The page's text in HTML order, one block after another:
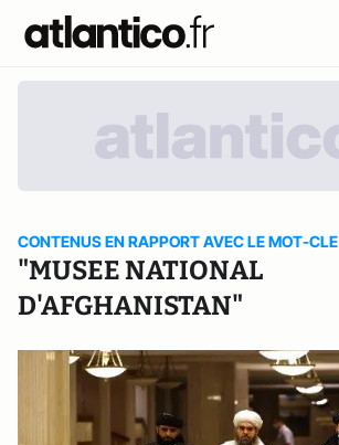
CONTENUS EN RAPPORT AVEC LE MOT-CLE
"MUSEE NATIONAL
D'AFGHANISTAN"